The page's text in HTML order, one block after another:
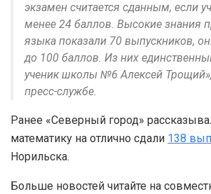
экзамен считается сданным, если
менее 24 баллов. Высокие знания
языка показали 70 выпускников,
до 100 баллов. Из них
ученик школы №6 Алексей
пресс-службе.
Ранее «Северный город»
математику на отлично сдали 138
Норильска.
Больше новостей читайте на